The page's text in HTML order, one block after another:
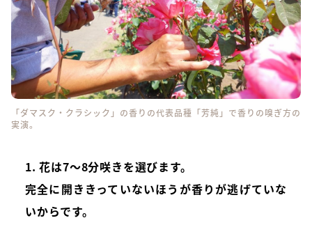
「ダマスク・クラシック」の香りの代表品種「芳純」で香りの嗅ぎ方の
実演。
1. 花は7～8分咲きを選びます。
完全に開ききっていないほうが香りが逃げていな
いからです。